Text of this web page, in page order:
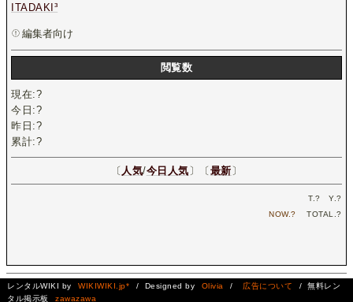
ITADAKI³
編集者向け
閲覧数
現在:?
今日:?
昨日:?
累計:?
〔 人気/今日人気〕〔最新〕
T.? Y.?
NOW.? TOTAL.?
レンタルWIKI by WIKIWIKI.jp* / Designed by Olivia / 広告について
/ 無料レン
タル掲示板
zawazawa